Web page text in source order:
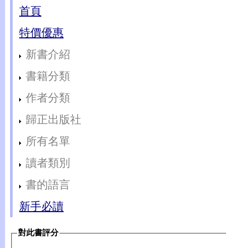
首頁
特價優惠
新書介紹
書籍分類
作者分類
歸正出版社
所有名單
讀者類別
書的語言
新手必讀
對此書評分